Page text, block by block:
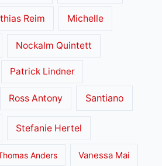
Reim Michelle
Nockalm Quintett
Patrick Lindner
Ross Antony Santiano
Stefanie Hertel
Anders Vanessa Mai